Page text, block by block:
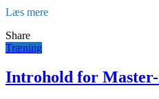
Læs mere
Share
Træning
Introhold for